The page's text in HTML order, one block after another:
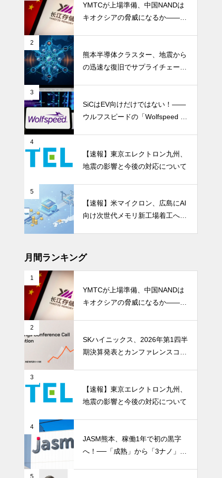
YMTCが上場準備、中国NANDは
キオクシアの脅威になるか――AI
2
熊本半導体クラスター、地震から
の迅速な復旧でサプライチェーン
3
SiCはEV向けだけではない！――
ウルフスピードの「Wolfspeed G
4
【速報】東京エレクトロン九州、
地震の影響と今後の対応について
5
【速報】米マイクロン、広島にAI
向け次世代メモリ新工場着工へ 1.
月間ランキング
1
YMTCが上場準備、中国NANDは
キオクシアの脅威になるか――AI
2
SKハイニックス、2026年第1四半
期決算発表とカンファレンスコー
3
【速報】東京エレクトロン九州、
地震の影響と今後の対応について
4
JASM熊本、稼働1年で初の黒字
へ！──「成熟」から「3ナノ」へ